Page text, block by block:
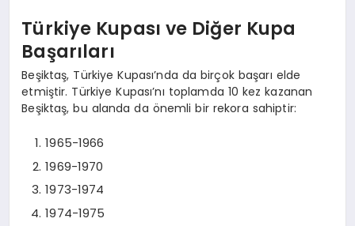
Türkiye Kupası ve Diğer Kupa
Başarıları
Beşiktaş, Türkiye Kupası’nda da birçok başarı elde
etmiştir. Türkiye Kupası’nı toplamda 10 kez kazanan
Beşiktaş, bu alanda da önemli bir rekora sahiptir:
1965-1966
1969-1970
1973-1974
1974-1975